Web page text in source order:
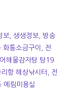
보, 생생정보, 방송
통소금구이, 전
해물감자탕 탕19
항 해상낚시터, 전
예림미용실